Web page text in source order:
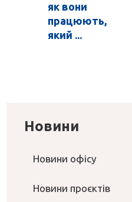
як вони
працюють,
який ...
Новини
Новини офісу
Новини проєктів